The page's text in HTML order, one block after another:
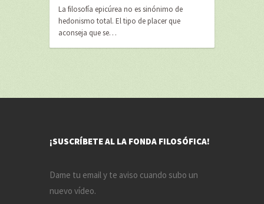
La filosofía epicúrea no es sinónimo de
hedonismo total. El tipo de placer que
aconseja que se…
¡SUSCRÍBETE AL LA FONDA FILOSÓFICA!
Dame tu email y te aviso cuando subo un
nuevo vídeo.